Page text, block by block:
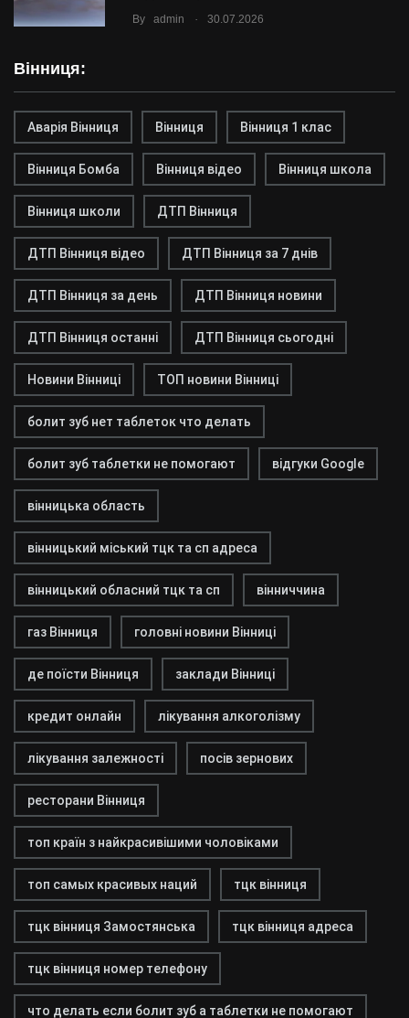
By admin . 30.07.2026
Вінниця:
Аварія Вінниця Вінниця Вінниця 1 клас
Вінниця Бомба Вінниця відео Вінниця школа
Вінниця школи ДТП Вінниця
ДТП Вінниця відео ДТП Вінниця за 7 днів
ДТП Вінниця за день ДТП Вінниця новини
ДТП Вінниця останні ДТП Вінниця сьогодні
Новини Вінниці ТОП новини Вінниці
болит зуб нет таблеток что делать
болит зуб таблетки не помогают відгуки Google
вінницька область
вінницький міський тцк та сп адреса
вінницький обласний тцк та сп вінниччина
газ Вінниця головні новини Вінниці
де поїсти Вінниця заклади Вінниці
кредит онлайн лікування алкоголізму
лікування залежності посів зернових
ресторани Вінниця
топ країн з найкрасивішими чоловіками
топ самых красивых наций тцк вінниця
тцк вінниця Замостянська тцк вінниця адреса
тцк вінниця номер телефону
что делать если болит зуб а таблетки не помогают